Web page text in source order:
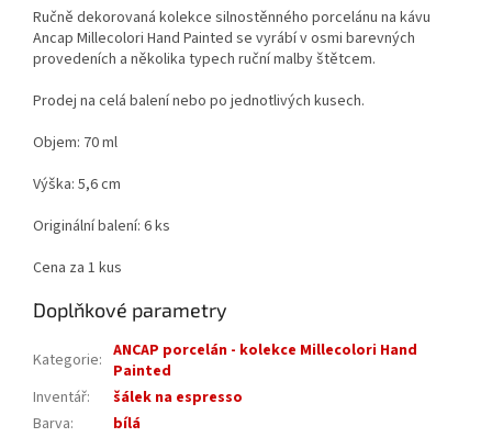
Ručně dekorovaná kolekce silnostěnného porcelánu na kávu
Ancap Millecolori Hand Painted se vyrábí v osmi barevných
provedeních a několika typech ruční malby štětcem.
Prodej na celá balení nebo po jednotlivých kusech.
Objem: 70 ml
Výška: 5,6 cm
Originální balení: 6 ks
Cena za 1 kus
Doplňkové parametry
Kategorie: ANCAP porcelán - kolekce Millecolori Hand
Painted
Inventář:
šálek na espresso
Barva:
bílá